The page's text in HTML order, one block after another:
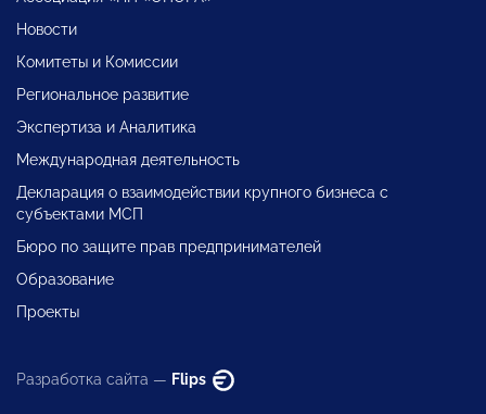
Новости
Комитеты и Комиссии
Региональное развитие
Экспертиза и Аналитика
Международная деятельность
Декларация о взаимодействии крупного бизнеса с
субъектами МСП
Бюро по защите прав предпринимателей
Образование
Проекты
Разработка сайта — Flips